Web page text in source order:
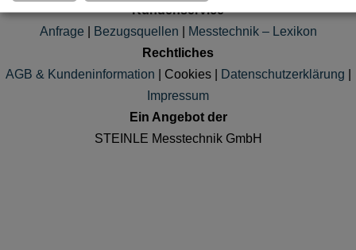
Kundenservice
Anfrage
Bezugsquellen
Messtechnik – Lexikon
Rechtliches
AGB & Kundeninformation
Cookies| Datenschutzerklärung
Impressum
Ein Angebot der
STEINLE Messtechnik GmbH